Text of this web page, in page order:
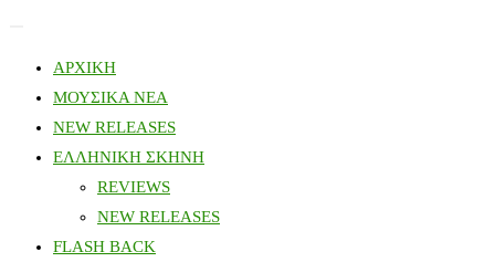
ΑΡΧΙΚΗ
ΜΟΥΣΙΚΑ ΝΕΑ
NEW RELEASES
ΕΛΛΗΝΙΚΗ ΣΚΗΝΗ
REVIEWS
NEW RELEASES
FLASH BACK